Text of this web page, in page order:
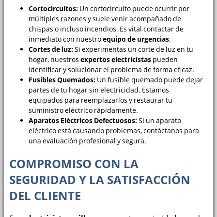
Cortocircuitos:Un cortocircuito puede ocurrir por
múltiples razones y suele venir acompañado de
chispas o incluso incendios. Es vital contactar de
inmediato con nuestroequipo de urgencias.
Cortes de luz:Si experimentas un corte de luz en tu
hogar, nuestros expertos electricistaspueden
identificar y solucionar el problema de forma eficaz.
Fusibles Quemados:Un fusible quemado puede dejar
partes de tu hogar sin electricidad. Estamos
equipados para reemplazarlos y restaurar tu
suministro eléctrico rápidamente.
Aparatos Eléctricos Defectuosos:Si un aparato
eléctrico está causando problemas, contáctanos para
una evaluación profesional y segura.
COMPROMISO CON LA
SEGURIDAD Y LA SATISFACCIÓN
DEL CLIENTE